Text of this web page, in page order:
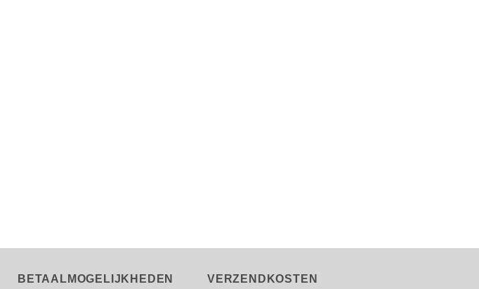
BETAALMOGELIJKHEDEN VERZENDKOSTEN